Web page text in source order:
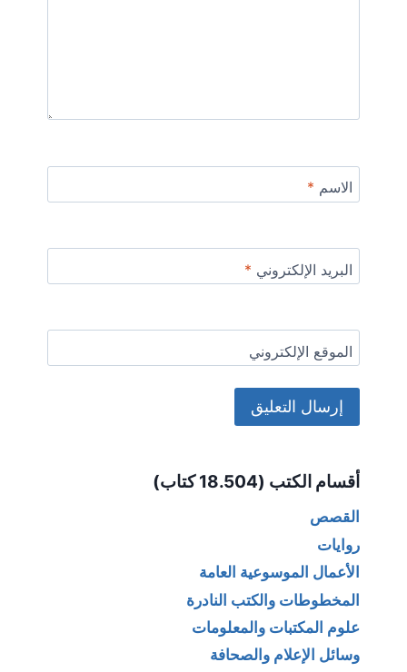
الاسم *
البريد الإلكتروني *
الموقع الإلكتروني
أقسام الكتب (18.504 كتاب)
القصص
روايات
الأعمال الموسوعية العامة
المخطوطات والكتب النادرة
علوم المكتبات والمعلومات
وسائل الإعلام والصحافة